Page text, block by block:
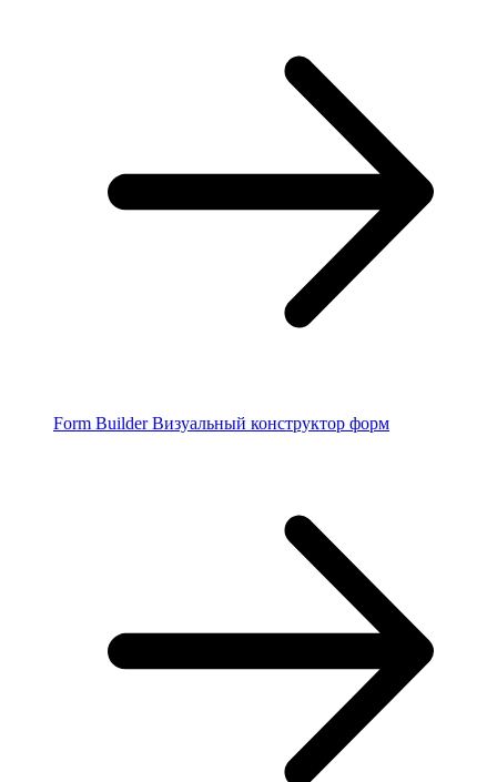
Form Builder Визуальный конструктор форм